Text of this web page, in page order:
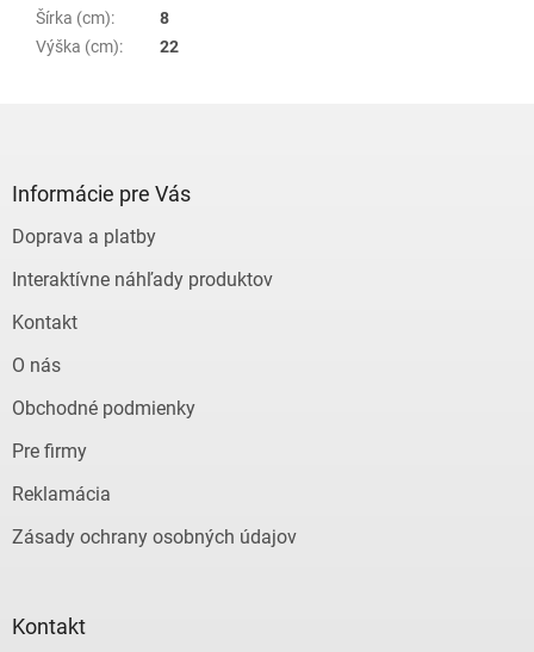
Šírka (cm):
8
Výška (cm): 22
Informácie pre Vás
Doprava a platby
Interaktívne náhľady produktov
Kontakt
O nás
Obchodné podmienky
Pre firmy
Reklamácia
Zásady ochrany osobných údajov
Kontakt